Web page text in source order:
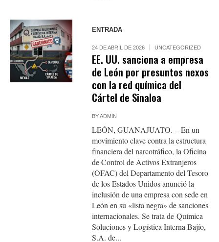
ENTRADA
24 DE ABRIL DE 2026 UNCATEGORIZED
EE. UU. sanciona a empresa
de León por presuntos nexos
con la red química del
Cártel de Sinaloa
BYADMIN
LEÓN, GUANAJUATO. – En un
movimiento clave contra la estructura
financiera del narcotráfico, la Oficina
de Control de Activos Extranjeros
(OFAC) del Departamento del Tesoro
de los Estados Unidos anunció la
inclusión de una empresa con sede en
León en su «lista negra» de sanciones
internacionales. Se trata de Química
Soluciones y Logística Interna Bajío,
S.A. de...